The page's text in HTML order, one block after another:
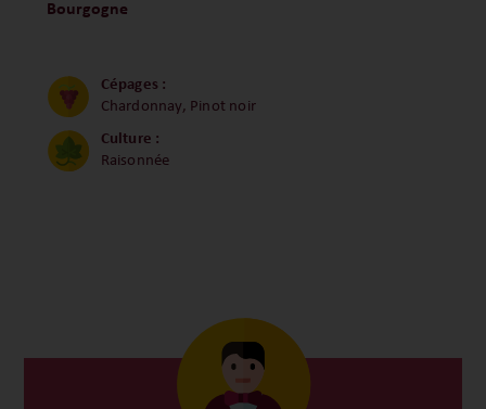
Bourgogne
Cépages :
Chardonnay, Pinot noir
Culture :
Raisonnée